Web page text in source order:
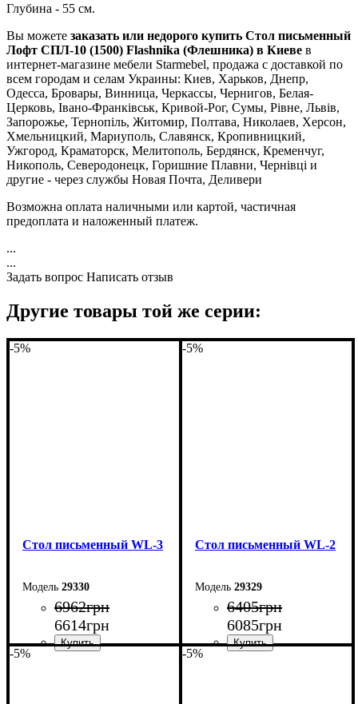
Глубина - 55 см.
Вы можете заказать или недорого купить Стол письменный
Лофт СПЛ-10 (1500) Flashnika (Флешника) в Киеве в
интернет-магазине мебели Starmebel, продажа с доставкой по
всем городам и селам Украины: Киев, Харьков, Днепр,
Одесса, Бровары, Винница, Черкассы, Чернигов, Белая-
Церковь, Івано-Франківськ, Кривой-Рог, Сумы, Рівне, Львів,
Запорожье, Тернопіль, Житомир, Полтава, Николаев, Херсон,
Хмельницкий, Мариуполь, Славянск, Кропивницкий,
Ужгород, Краматорск, Мелитополь, Бердянск, Кременчуг,
Никополь, Северодонецк, Горишние Плавни, Чернівці и
другие - через службы Новая Почта, Деливери
Возможна оплата наличными или картой, частичная
предоплата и наложенный платеж.
...
...
Задать вопрос Написать отзыв
Другие товары той же серии:
-5%
Стол письменный WL-3
29330
6962грн
6614грн
-5%
Стол письменный WL-2
29329
6405грн
6085грн
-5% -5%